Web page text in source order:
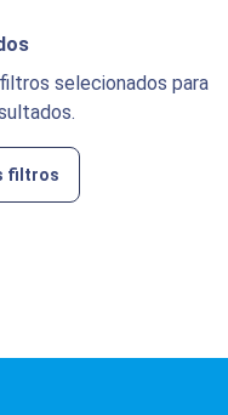
selecionados para
filtros